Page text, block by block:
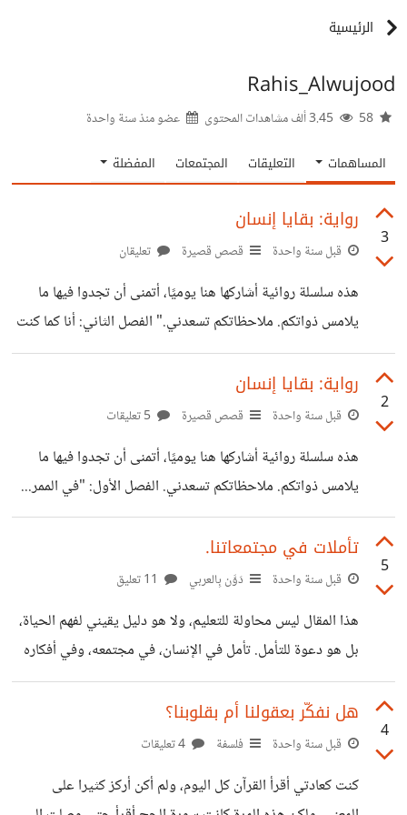
الرئيسية
Rahis_Alwujood
عضو منذسنة واحدة
المساهمات التعليقات المجتمعات المفضلة
3
رواية: بقايا إنسان
قبل سنة واحدة قصص قصيرة تعليقان
هذه سلسلة روائية أشاركها هنا يوميًا، أتمنى أن تجدوا فيها ما
يلامس ذواتكم. ملاحظاتكم تسعدني." ‏الفصل الثاني: أنا كما كنت ‏
‏حين يعود راهِس بذاكرته إلى الوراء، لا يرى شخصًا واحدًا، ‏بل
نسخًا متعاقبة من ذاته، كل واحدة كانت تظن أنها الأخيرة، وأنها
الأكثر صدقًا. ‏ ‏قبل خمس سنوات، لم يكن راهِس كما هو اليوم. ‏كان
لكنه يواصل السير. ‏يتذكّر شتاته، تردده، تلك الأيام التي كان كل
شيء فيها
2
رواية: بقايا إنسان
قبل سنة واحدة قصص قصيرة
هذه سلسلة روائية أشاركها هنا يوميًا، أتمنى أن تجدوا فيها ما
يلامس ذواتكم. ملاحظاتكم تسعدني. الفصل الأول: "في الممر...
بدأت أبحث عني". ‏ كان الممر طويلاً، بلا نوافذ، بلا أبواب مجرد
جدران باهتة، تمتدّ إلى ما لا نهاية. كان يسير وحده أو هكذا ظن.
كل خطوة تصدر صدى خافتاً، لا يسمعه أحد سواه. ‏‏لا يعرف من
هو. ‏‏في كل زاوية، كان يرى انعكاسًا مشوهاً له في
5
تأملات في مجتمعاتنا.
قبل سنة واحدة دَوَّن بِالعربي
‏هذا المقال ليس محاولة للتعليم، ولا هو دليل يقيني لفهم الحياة،
بل هو دعوة للتأمل. تأمل في الإنسان، في مجتمعه، وفي أفكاره
التي تقوده نحو النور أو تسجنه في الظلام. ‏في زمن اختلطت فيه
الأصوات، وتكاثرت فيه المسارات، بات العقل في حاجة ماسة إلى
لحظة صمت لحظة يفكر فيها خارج الضجيج. ‏هذا المقال هو ثمرة
العربية. ‏ ‏لماذا لا نفكر كما يفكر الناس في الدول المتقدمة؟ ‏لأن
4
هل نفكّر بعقولنا أم بقلوبنا؟
قبل سنة واحدة فلسفة
‏كنت كعادتي أقرأ القرآن كل اليوم، ولم أكن أركز كثيرا على